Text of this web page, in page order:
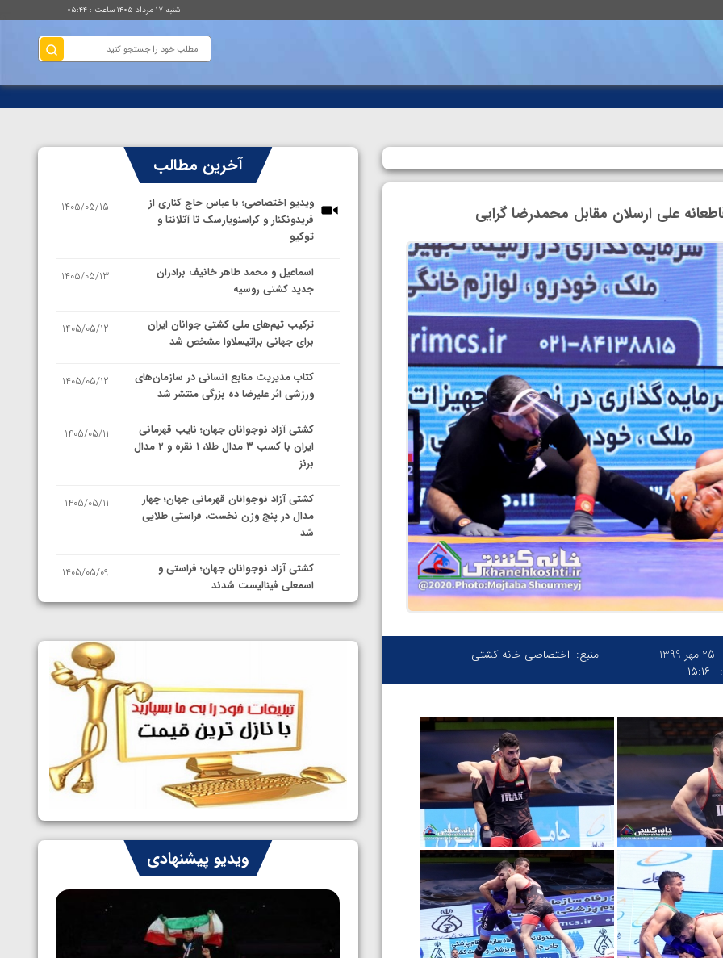
شنبه ۱۷ مرداد ۱۴۰۵ ساعت : ۰۵:۴۴
علی ارسلان مقابل محمدرضا گرایی
25 مهر 1399
۱۵:۱۶
منبع: اختصاصی خانه کشتی
آخرین مطالب
ویدیو اختصاصی؛ با عباس حاج کناری از
فریدونکنار و کراسنویارسک تا آتلانتا و
توکیو
1405/05/15
اسماعیل و محمد طاهر خانیف برادران
جدید کشتی روسیه
1405/05/13
ترکیب تیم‌های ملی کشتی جوانان ایران
برای جهانی براتیسلاوا مشخص شد
1405/05/12
کتاب مدیریت منابع انسانی در سازمان‌های
ورزشی اثر علیرضا ده بزرگی منتشر شد
1405/05/12
کشتی آزاد نوجوانان جهان؛ نایب قهرمانی
ایران با کسب ۳ مدال طلا، ۱ نقره و ۲ مدال
برنز
1405/05/11
کشتی آزاد نوجوانان قهرمانی جهان؛ چهار
مدال در پنج وزن نخست، فراستی طلایی
شد
1405/05/11
کشتی آزاد نوجوانان جهان؛ فراستی و
اسمعلی فینالیست شدند
1405/05/09
نمایندگان ایران مشخص شدند
سوم برای ایران
1405/05/07
ایران چشم به راه چهار مدال در پنج وزن
دوم کشتی فرنگی نوجوانان جهان
1405/05/06
ویدیو پیشنهادی